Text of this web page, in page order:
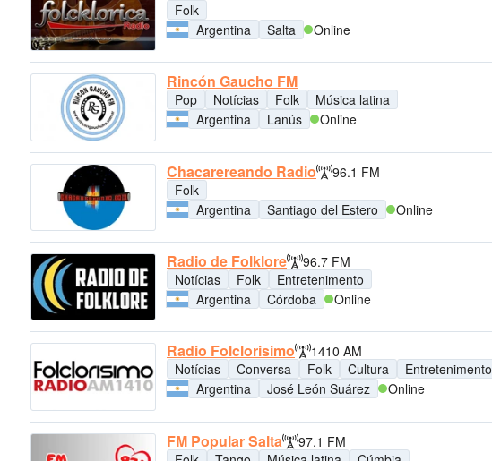
Folk
Argentina
Salta Online
Rincón Gaucho FM
Pop Notícias Folk
Música latina
Argentina
Lanús Online
Chacarereando Radio
96.1 FM
Folk
Argentina
Santiago del Estero Online
Radio de Folklore
96.7 FM
Notícias
Folk
Entretenimento
Argentina
Córdoba Online
Radio Folclorisimo
1410 AM
Notícias
Conversa Folk Cultura
Entretenimento
Argentina
José León Suárez Online
FM Popular Salta
97.1 FM